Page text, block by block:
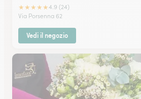
★★★★★4.9 (24)
Via Porsenna 62
Vedi il negozio